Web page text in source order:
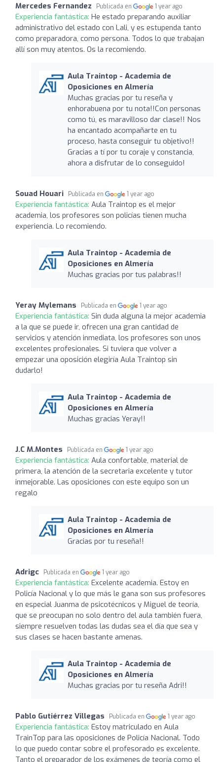
Mercedes Fernandez Publicada en 1 year ago
Experiencia fantástica: He estado preparando auxiliar
administrativo del estado con Lali, y es estupenda tanto
como preparadora, como persona. Todos lo que trabajan
allí son muy atentos. Os la recomiendo.
Aula Traintop - Academia de
Oposiciones en Almería
Muchas gracias por tu reseña y
enhorabuena por tu nota!!Con personas
como tú, es maravilloso dar clase!! Nos
ha encantado acompañarte en tu
proceso, hasta conseguir tu objetivo!!
Gracias a tí por tu coraje y constancia,
ahora a disfrutar de lo conseguido!
Souad Houari Publicada en 1 year ago
Experiencia fantástica: Aula Traintop es el mejor
academia, los profesores son policías tienen mucha
experiencia. Lo recomiendo.
Aula Traintop - Academia de
Oposiciones en Almería
Muchas gracias por tus palabras!!
Yeray Mylemans Publicada en 1 year ago
Experiencia fantástica: Sin duda alguna la mejor academia
a la que se puede ir, ofrecen una gran cantidad de
servicios y atención inmediata, los profesores son unos
excelentes profesionales. Si tuviera que volver a
empezar una oposición elegiría Aula Traintop sin
dudarlo!
Aula Traintop - Academia de
Oposiciones en Almería
Muchas gracias Yeray!!
J.C M.Montes Publicada en 1 year ago
Experiencia fantástica: Aula confortable, material de
primera, la atención de la secretaria excelente y tutor
inmejorable. Las oposiciones con este equipo son un
regalo
Aula Traintop - Academia de
Oposiciones en Almería
Gracias por tu reseña!!
Adrigc Publicada en 1 year ago
Experiencia fantástica: Excelente academia. Estoy en
Policía Nacional y lo que más le gana son sus profesores
en especial Juanma de psicotécnicos y Miguel de teoría,
que se preocupan no solo dentro del aula también fuera,
siempre resuelven todas las dudas sea el día que sea y
sus clases se hacen bastante amenas.
Aula Traintop - Academia de
Oposiciones en Almería
Muchas gracias por tu reseña Adri!!
Pablo Gutiérrez Villegas Publicada en 1 year ago
Experiencia fantástica: Estoy matriculado en Aula
TrainTop para las oposiciones de Policía Nacional. Todo
lo que puedo contar sobre el profesorado es excelente.
Tanto el preparador de los exámenes de teoría como el